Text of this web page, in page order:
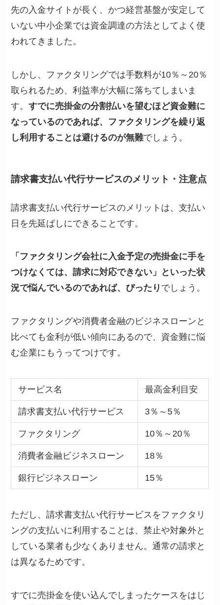
先の入金サイトが長く、かつ経営基盤が安定して
いない中小企業では資金調達の方法としてよく使
われてきました。
しかし、ファクタリングでは手数料が10％～20％
取られるため、利益率が大幅に落ちてしまいま
す。すでに売掛金の分割払いを望むほど資金難に
なっているのであれば、ファクタリングを繰り返
し利用することは避けるのが無難でしょう。
請求書支払い代行サービスのメリット・注意点
請求書支払い代行サービスのメリットは、支払い
日を先延ばしにできることです。
「ファクタリング会社に入金予定の売掛金に手を
つけなくては、請求に対応できない」といった状
況で悩んでいるのであれば、ぴったり でしょう。
ファクタリングや消費者金融のビジネスローンと
比べても金利が低い傾向にあるので、資金難に悩
む企業にもうってつけです。
サービス名 最高金利目安
請求書支払い代行サービス 3％～5％
ファクタリング 10％～20％
消費者金融ビジネスローン 18％
銀行ビジネスローン 15％
ただし、請求書支払い代行サービスをファクタリ
ングの支払いに利用することは、禁止や対象外と
している業者も少なくありません。通常の請求と
は異なるためです。
すでに売掛金を使い込んでしまったケースをはじ